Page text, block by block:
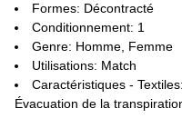
Formes: Décontracté
Conditionnement: 1
Genre: Homme, Femme
Utilisations: Match
Caractéristiques -
Évacuation de la